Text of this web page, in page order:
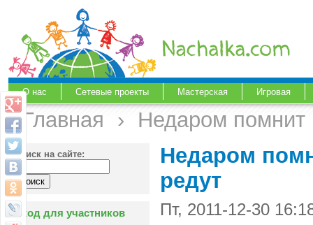
О нас Сетевые проекты Мастерская Игровая
Главная › Недаром помнит
Поиск на сайте:
Вход для участников
Недаром
редут
Пт, 2011-12-30